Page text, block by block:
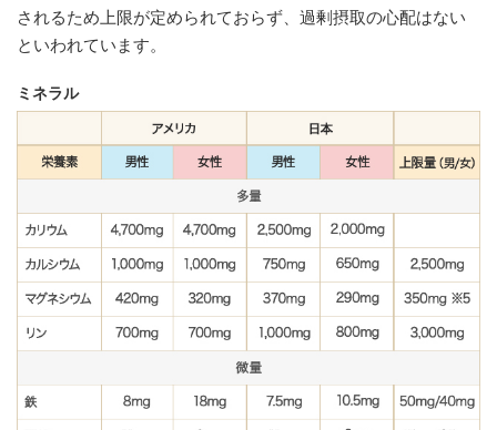
されるため上限が定められておらず、過剰摂取の心配はない
といわれています。
ミネラル